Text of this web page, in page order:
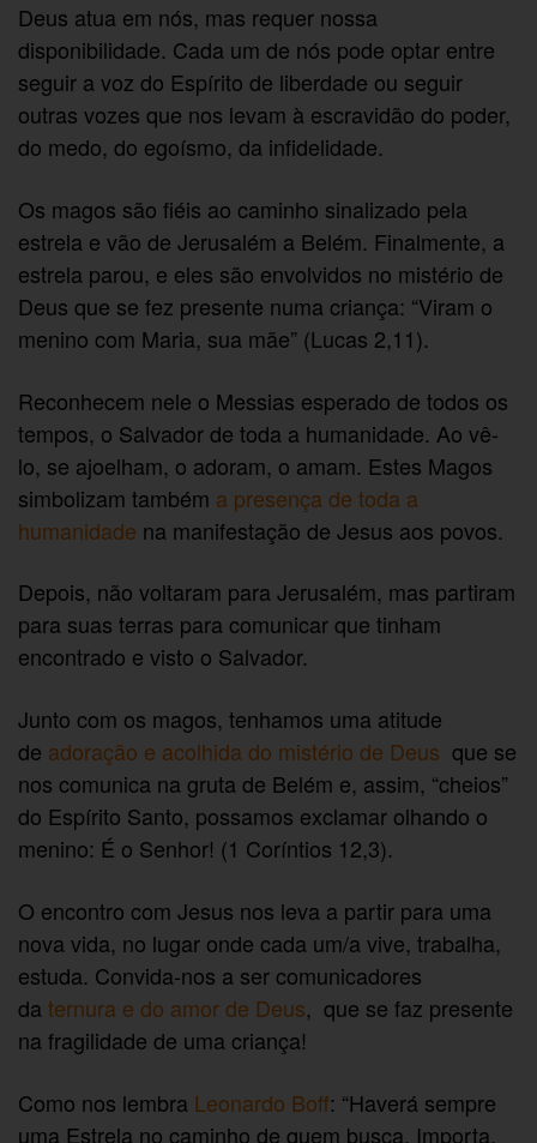
Deus atua em nós, mas requer nossa
disponibilidade. Cada um de nós pode optar entre
seguir a voz do Espírito de liberdade ou seguir
outras vozes que nos levam à escravidão do poder,
do medo, do egoísmo, da infidelidade.
Os magos são fiéis ao caminho sinalizado pela
estrela e vão de Jerusalém a Belém. Finalmente, a
estrela parou, e eles são envolvidos no mistério de
Deus que se fez presente numa criança: “Viram o
menino com Maria, sua mãe” (Lucas 2,11).
Reconhecem nele o Messias esperado de todos os
tempos, o Salvador de toda a humanidade. Ao vê-
lo, se ajoelham, o adoram, o amam. Estes Magos
simbolizam também a presença de toda a
humanidade na manifestação de Jesus aos povos.
Depois, não voltaram para Jerusalém, mas partiram
para suas terras para comunicar que tinham
encontrado e visto o Salvador.
Junto com os magos, tenhamos uma atitude
de adoração e acolhida do mistério de Deus que se
nos comunica na gruta de Belém e, assim, “cheios”
do Espírito Santo, possamos exclamar olhando o
menino: É o Senhor! (1 Coríntios 12,3).
O encontro com Jesus nos leva a partir para uma
nova vida, no lugar onde cada um/a vive, trabalha,
estuda. Convida-nos a ser comunicadores
daternura e do amor de Deus, que se faz presente
na fragilidade de uma criança!
Como nos lembra Leonardo Boff: “Haverá sempre
uma Estrela no caminho de quem busca. Importa,